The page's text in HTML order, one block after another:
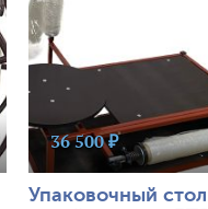
36 500 ₽
Упаковочный